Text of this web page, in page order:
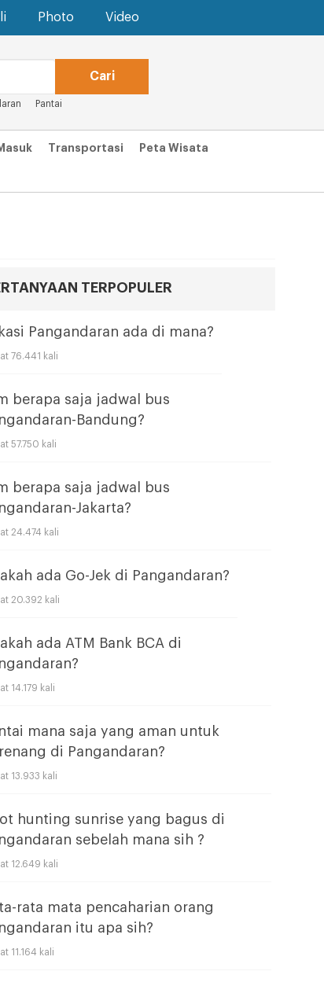
Photo Video
Pantai
Transportasi Peta Wisata
TERPOPULER
Pangandaran ada di mana?
76.441 kali
berapa saja jadwal bus
Bandung?
57.750 kali
berapa saja jadwal bus
Jakarta?
24.474 kali
ada Go-Jek di Pangandaran?
20.392 kali
ada ATM Bank BCA di
14.179 kali
mana saja yang aman untuk
di Pangandaran?
13.933 kali
hunting sunrise yang bagus di
sebelah mana sih ?
12.649 kali
rata mata pencaharian orang
itu apa sih?
11.164 kali